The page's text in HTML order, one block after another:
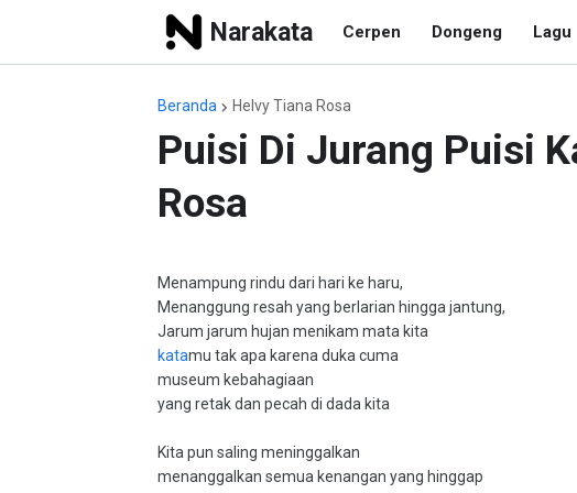
Narakata Cerpen Dongeng Lagu
Beranda Helvy Tiana Rosa
Puisi Di Jurang Puisi
Rosa
Menampung rindu dari hari ke haru,
Menanggung resah yang berlarian hingga jantung,
Jarum jarum hujan menikam mata kita
katamu tak apa karena duka cuma
museum kebahagiaan
yang retak dan pecah di dada kita
Kita pun saling meninggalkan
menanggalkan semua kenangan yang hinggap